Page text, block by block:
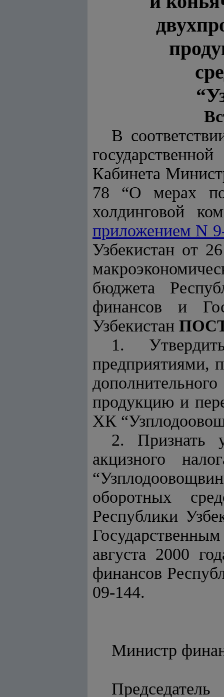
В
Кабинета
78 “О мерах по
холдинговой
приложением N
Узбекистан от
бюджета
финансов и
Узбекистан
1.
предприятиями,
продукцию и
ХК
2. Признать
акцизного
оборотных
Республики
августа 2000
финансов
09-144.
Председатель